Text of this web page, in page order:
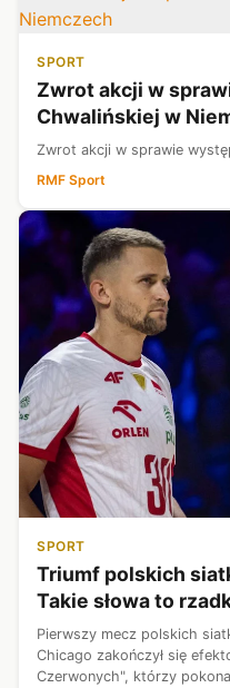
SPORT
Zwrot akcji w
Chwalińskiej w
Zwrot akcji w sprawie
RMF Sport
SPORT
Triumf polskich
Takie słowa to
Pierwszy mecz polskich
Chicago zakończył się
Czerwonych", którzy